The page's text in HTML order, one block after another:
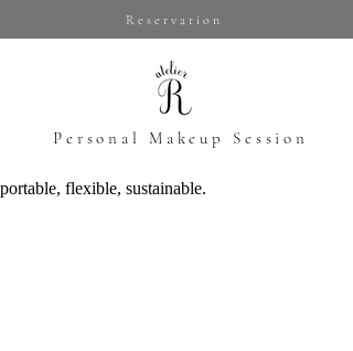
Reservation
​Personal Makeup Session
portable, flexible, sustainable.